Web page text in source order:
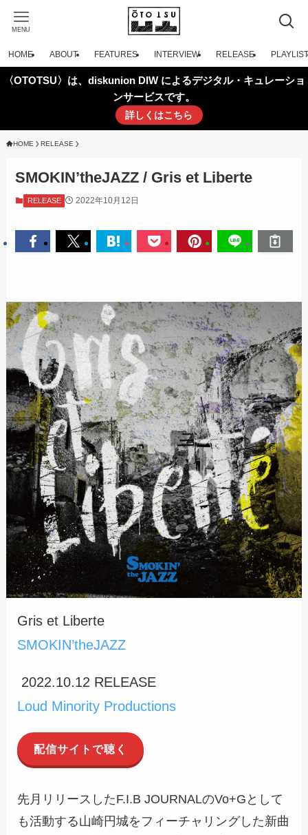
MENU
HOME ABOUT FEATURES INTERVIEW RELEASE PLAYLIST
〈OTOTSU〉は、diskunion DIW によるデジタル・キュレーショ
ンサービスです。
詳しくはこちら
HOME RELEASE
SMOKIN’theJAZZ / Gris et Liberte
RELEASE 2022年10月12日
Gris et Liberte
SMOKIN’theJAZZ
2022.10.12 RELEASE
Loud Minority Productions
配信サイトで聴く
先月リリースしたF.I.B JOURNALのVo+Gとして
も活動する山崎円城をフィーチャリングした新曲